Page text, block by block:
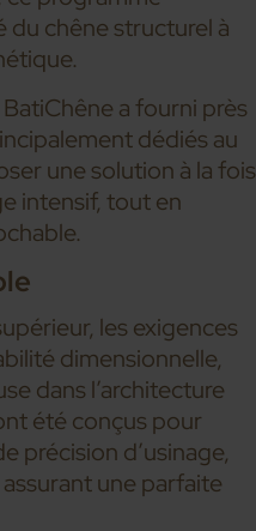
du chêne structurel à
a fourni près
dédiés au
une solution à la fois
intensif, tout en
les exigences
dimensionnelle,
dans l’architecture
été conçus pour
précision d’usinage,
une parfaite